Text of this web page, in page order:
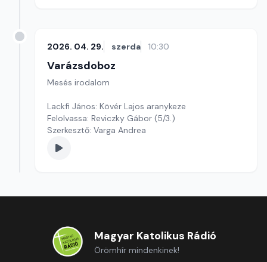
2026. 04. 29. szerda 10:30
Varázsdoboz
Mesés irodalom
Lackfi János: Kövér Lajos aranykeze
Felolvassa: Reviczky Gábor (5/3.)
Szerkesztő: Varga Andrea
Magyar Katolikus Rádió
Örömhír mindenkinek!